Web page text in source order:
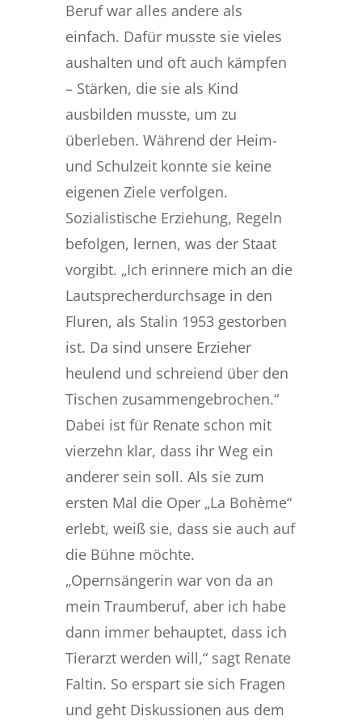
Beruf war alles andere als
einfach. Dafür musste sie vieles
aushalten und oft auch kämpfen
– Stärken, die sie als Kind
ausbilden musste, um zu
überleben. Während der Heim-
und Schulzeit konnte sie keine
eigenen Ziele verfolgen.
Sozialistische Erziehung, Regeln
befolgen, lernen, was der Staat
vorgibt. „Ich erinnere mich an die
Lautsprecherdurchsage in den
Fluren, als Stalin 1953 gestorben
ist. Da sind unsere Erzieher
heulend und schreiend über den
Tischen zusammengebrochen.“
Dabei ist für Renate schon mit
vierzehn klar, dass ihr Weg ein
anderer sein soll. Als sie zum
ersten Mal die Oper „La Bohème“
erlebt, weiß sie, dass sie auch auf
die Bühne möchte.
„Opernsängerin war von da an
mein Traumberuf, aber ich habe
dann immer behauptet, dass ich
Tierarzt werden will,“ sagt Renate
Faltin. So erspart sie sich Fragen
und geht Diskussionen aus dem